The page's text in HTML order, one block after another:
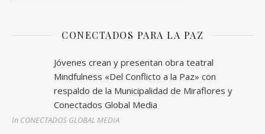
CONECTADOS PARA LA PAZ
Jóvenes crean y presentan obra teatral
Mindfulness «Del Conflicto a la Paz» con
respaldo de la Municipalidad de Miraflores y
Conectados Global Media
In CONECTADOS GLOBAL MEDIA